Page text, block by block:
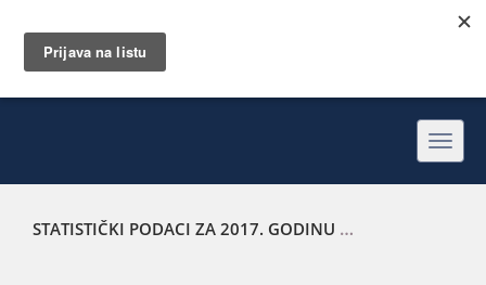
STATISTIČKI PODACI ZA 2017. GODINU